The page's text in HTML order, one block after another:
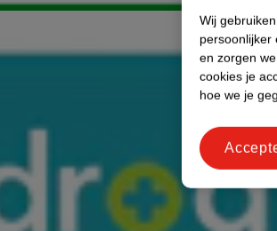
Wij
persoonlijker
en zorgen
cookies je
hoe we je